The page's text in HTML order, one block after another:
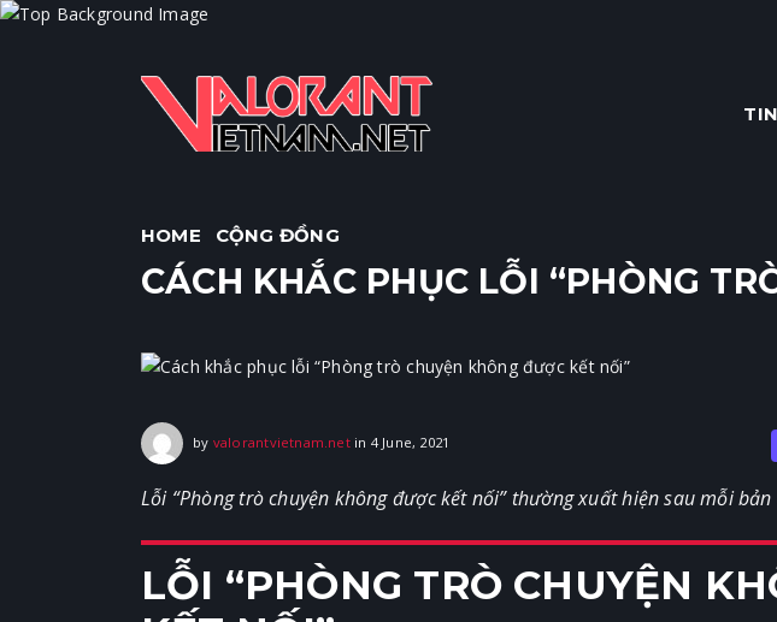
HOME CỘNG ĐỒNG
CÁCH KHẮC PHỤC LỖI “PHÒNG
by valorantvietnam.netin 4 June, 2021
Lỗi “Phòng trò chuyện không được kết nối” thường xuất hiện sau mỗi
LỖI “PHÒNG TRÒ CHUYỆN